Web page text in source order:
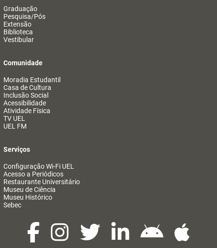
Graduação
Pesquisa/Pós
Extensão
Biblioteca
Vestibular
Comunidade
Moradia Estudantil
Casa de Cultura
Inclusão Social
Acessibilidade
Atividade Física
TV UEL
UEL FM
Serviços
Configuração Wi-Fi UEL
Acesso a Periódicos
Restaurante Universitário
Museu de Ciência
Museu Histórico
Sebec